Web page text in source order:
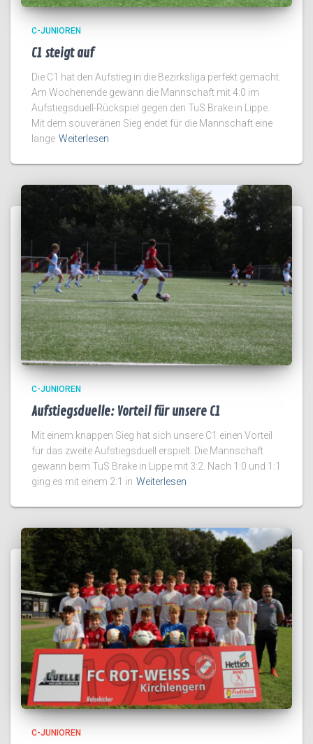
C-JUNIOREN
C1 steigt auf
Die C1 hat den Aufstieg in die Bezirksliga perfekt gemacht.
Am Wochenende gewann die Mannschaft mit 4:0 im
Aufstiegsduell-Rückspiel gegen den TuS Brake in Lippe.
Mit dem souveränen Sieg endet für die Mannschaft eine
lange Weiterlesen
C-JUNIOREN
Aufstiegsduelle: Vorteil für unsere C1
Mit einem knappen Sieg hat sich unsere C1 einen Vorteil
für das zweite Aufstiegsduell erspielt. Die Mannschaft
gewann beim TuS Brake in Lippe mit 3:2. Nach 1:0 und 1:1
ging es mit einem 2:1 in Weiterlesen
C-JUNIOREN